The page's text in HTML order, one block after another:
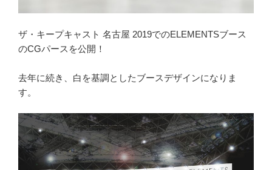
ザ・キープキャスト 名古屋 2019でのELEMENTSブース
のCGパースを公開！
去年に続き、白を基調としたブースデザインになりま
す。